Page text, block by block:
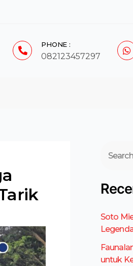
PHONE :
082123457297
r
u
n
u
Soto
untuk